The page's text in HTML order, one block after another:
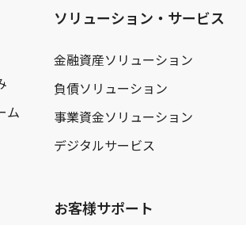
ム
ソリューション・サービス
金融資産ソリューション
負債ソリューション
事業資金ソリューション
デジタルサービス
お客様サポート